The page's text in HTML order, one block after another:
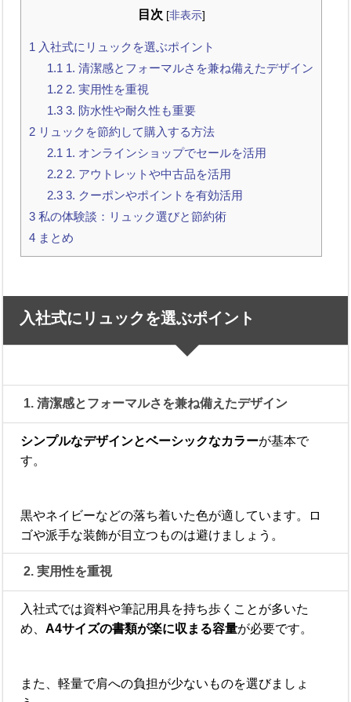
目次 [非表示]
1 入社式にリュックを選ぶポイント
1.1 1. 清潔感とフォーマルさを兼ね備えたデザイン
1.2 2. 実用性を重視
1.3 3. 防水性や耐久性も重要
2 リュックを節約して購入する方法
2.1 1. オンラインショップでセールを活用
2.2 2. アウトレットや中古品を活用
2.3 3. クーポンやポイントを有効活用
3 私の体験談：リュック選びと節約術
4 まとめ
入社式にリュックを選ぶポイント
1. 清潔感とフォーマルさを兼ね備えたデザイン
シンプルなデザインとベーシックなカラーが基本で
す。
黒やネイビーなどの落ち着いた色が適しています。ロ
ゴや派手な装飾が目立つものは避けましょう。
2. 実用性を重視
入社式では資料や筆記用具を持ち歩くことが多いた
め、A4サイズの書類が楽に収まる容量が必要です。
また、軽量で肩への負担が少ないものを選びましょ